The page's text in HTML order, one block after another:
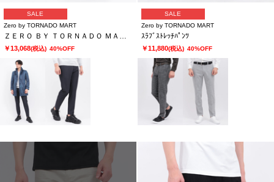
SALE
Zero by TORNADO MART
￥13,068(税込) 40%OFF
SALE
Zero by TORNADO MART
ｽﾗﾌﾞｽﾄﾚｯﾁﾊﾟﾝﾂ
￥11,880(税込) 40%OFF